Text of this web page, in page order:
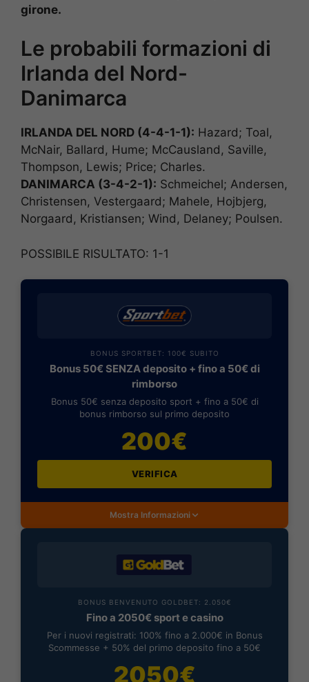
girone.
Le probabili formazioni di
Irlanda del Nord-
Danimarca
IRLANDA DEL NORD (4-4-1-1): Hazard; Toal,
McNair, Ballard, Hume; McCausland, Saville,
Thompson, Lewis; Price; Charles.
DANIMARCA (3-4-2-1): Schmeichel; Andersen,
Christensen, Vestergaard; Mahele, Hojbjerg,
Norgaard, Kristiansen; Wind, Delaney; Poulsen.
POSSIBILE RISULTATO: 1-1
BONUS SPORTBET: 100€ SUBITO
Bonus 50€ SENZA deposito + fino a 50€ di
rimborso
Bonus 50€ senza deposito sport + fino a 50€ di
bonus rimborso sul primo deposito
200€
VERIFICA
Mostra Informazioni
BONUS BENVENUTO GOLDBET: 2.050€
Fino a 2050€ sport e casino
Per i nuovi registrati: 100% fino a 2.000€ in Bonus
Scommesse + 50% del primo deposito fino a 50€
2050€